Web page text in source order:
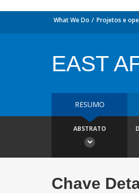
What We Do Projetos e
EAST
RESUMO
ABSTRATO
Chave